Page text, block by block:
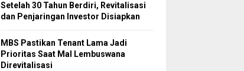
Setelah 30 Tahun Berdiri, Revitalisasi
dan Penjaringan Investor Disiapkan
MBS Pastikan Tenant Lama Jadi
Prioritas Saat Mal Lembuswana
Direvitalisasi